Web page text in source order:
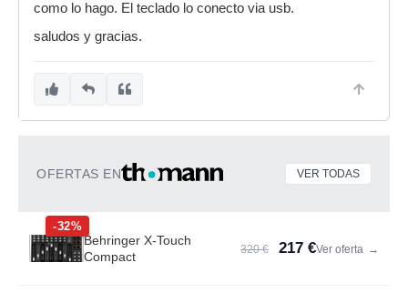
como lo hago. El teclado lo conecto via usb.
saludos y gracias.
OFERTAS EN VER TODAS
-32%
Behringer X-Touch
Compact
320 € 217 €Ver oferta →